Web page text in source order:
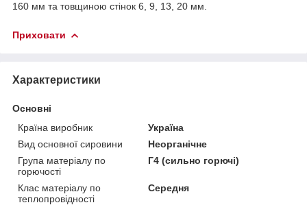
160 мм та товщиною стінок 6, 9, 13, 20 мм.
Приховати
Характеристики
Основні
Країна виробник
Україна
Вид основної сировини
Неорганічне
Група матеріалу по
горючості
Г4 (сильно горючі)
Клас матеріалу по
теплопровідності
Середня